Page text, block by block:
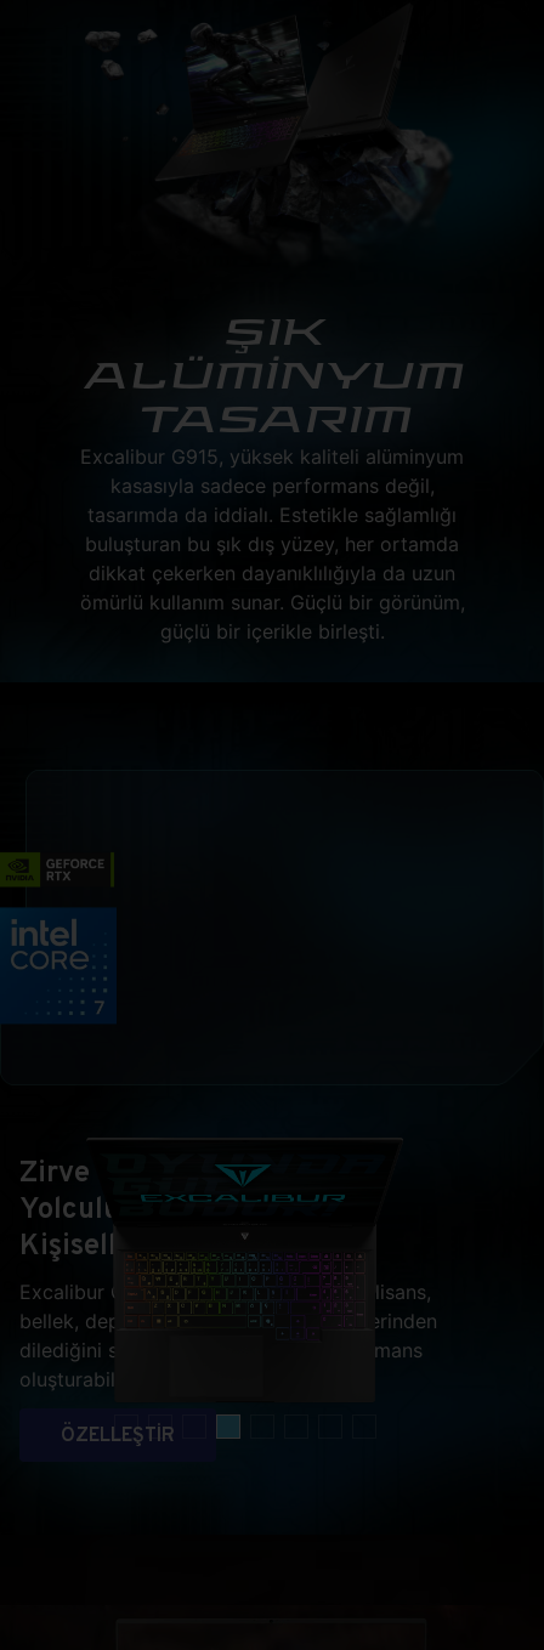
ŞIK
ALÜMİNYUM
TASARIM
Excalibur G915, yüksek kaliteli alüminyum
kasasıyla sadece performans değil,
tasarımda da iddialı. Estetikle sağlamlığı
buluşturan bu şık dış yüzey, her ortamda
dikkat çekerken dayanıklılığıyla da uzun
ömürlü kullanım sunar. Güçlü bir görünüm,
güçlü bir içerikle birleşti.
Zirve
Yolculuğunuzu
Kişiselleştirin
Excalibur G915 ile ekran kartı, işlemci, lisans,
bellek, depolama ve hatta ekran çeşitlerinden
dilediğini seçip kendine özel bir performans
oluşturabilirsiniz.
ÖZELLEŞTİR